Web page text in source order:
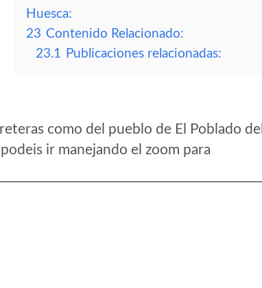
Huesca:
23 Contenido Relacionado:
23.1 Publicaciones relacionadas:
como del pueblo de El Poblado del
ir manejando el zoom para